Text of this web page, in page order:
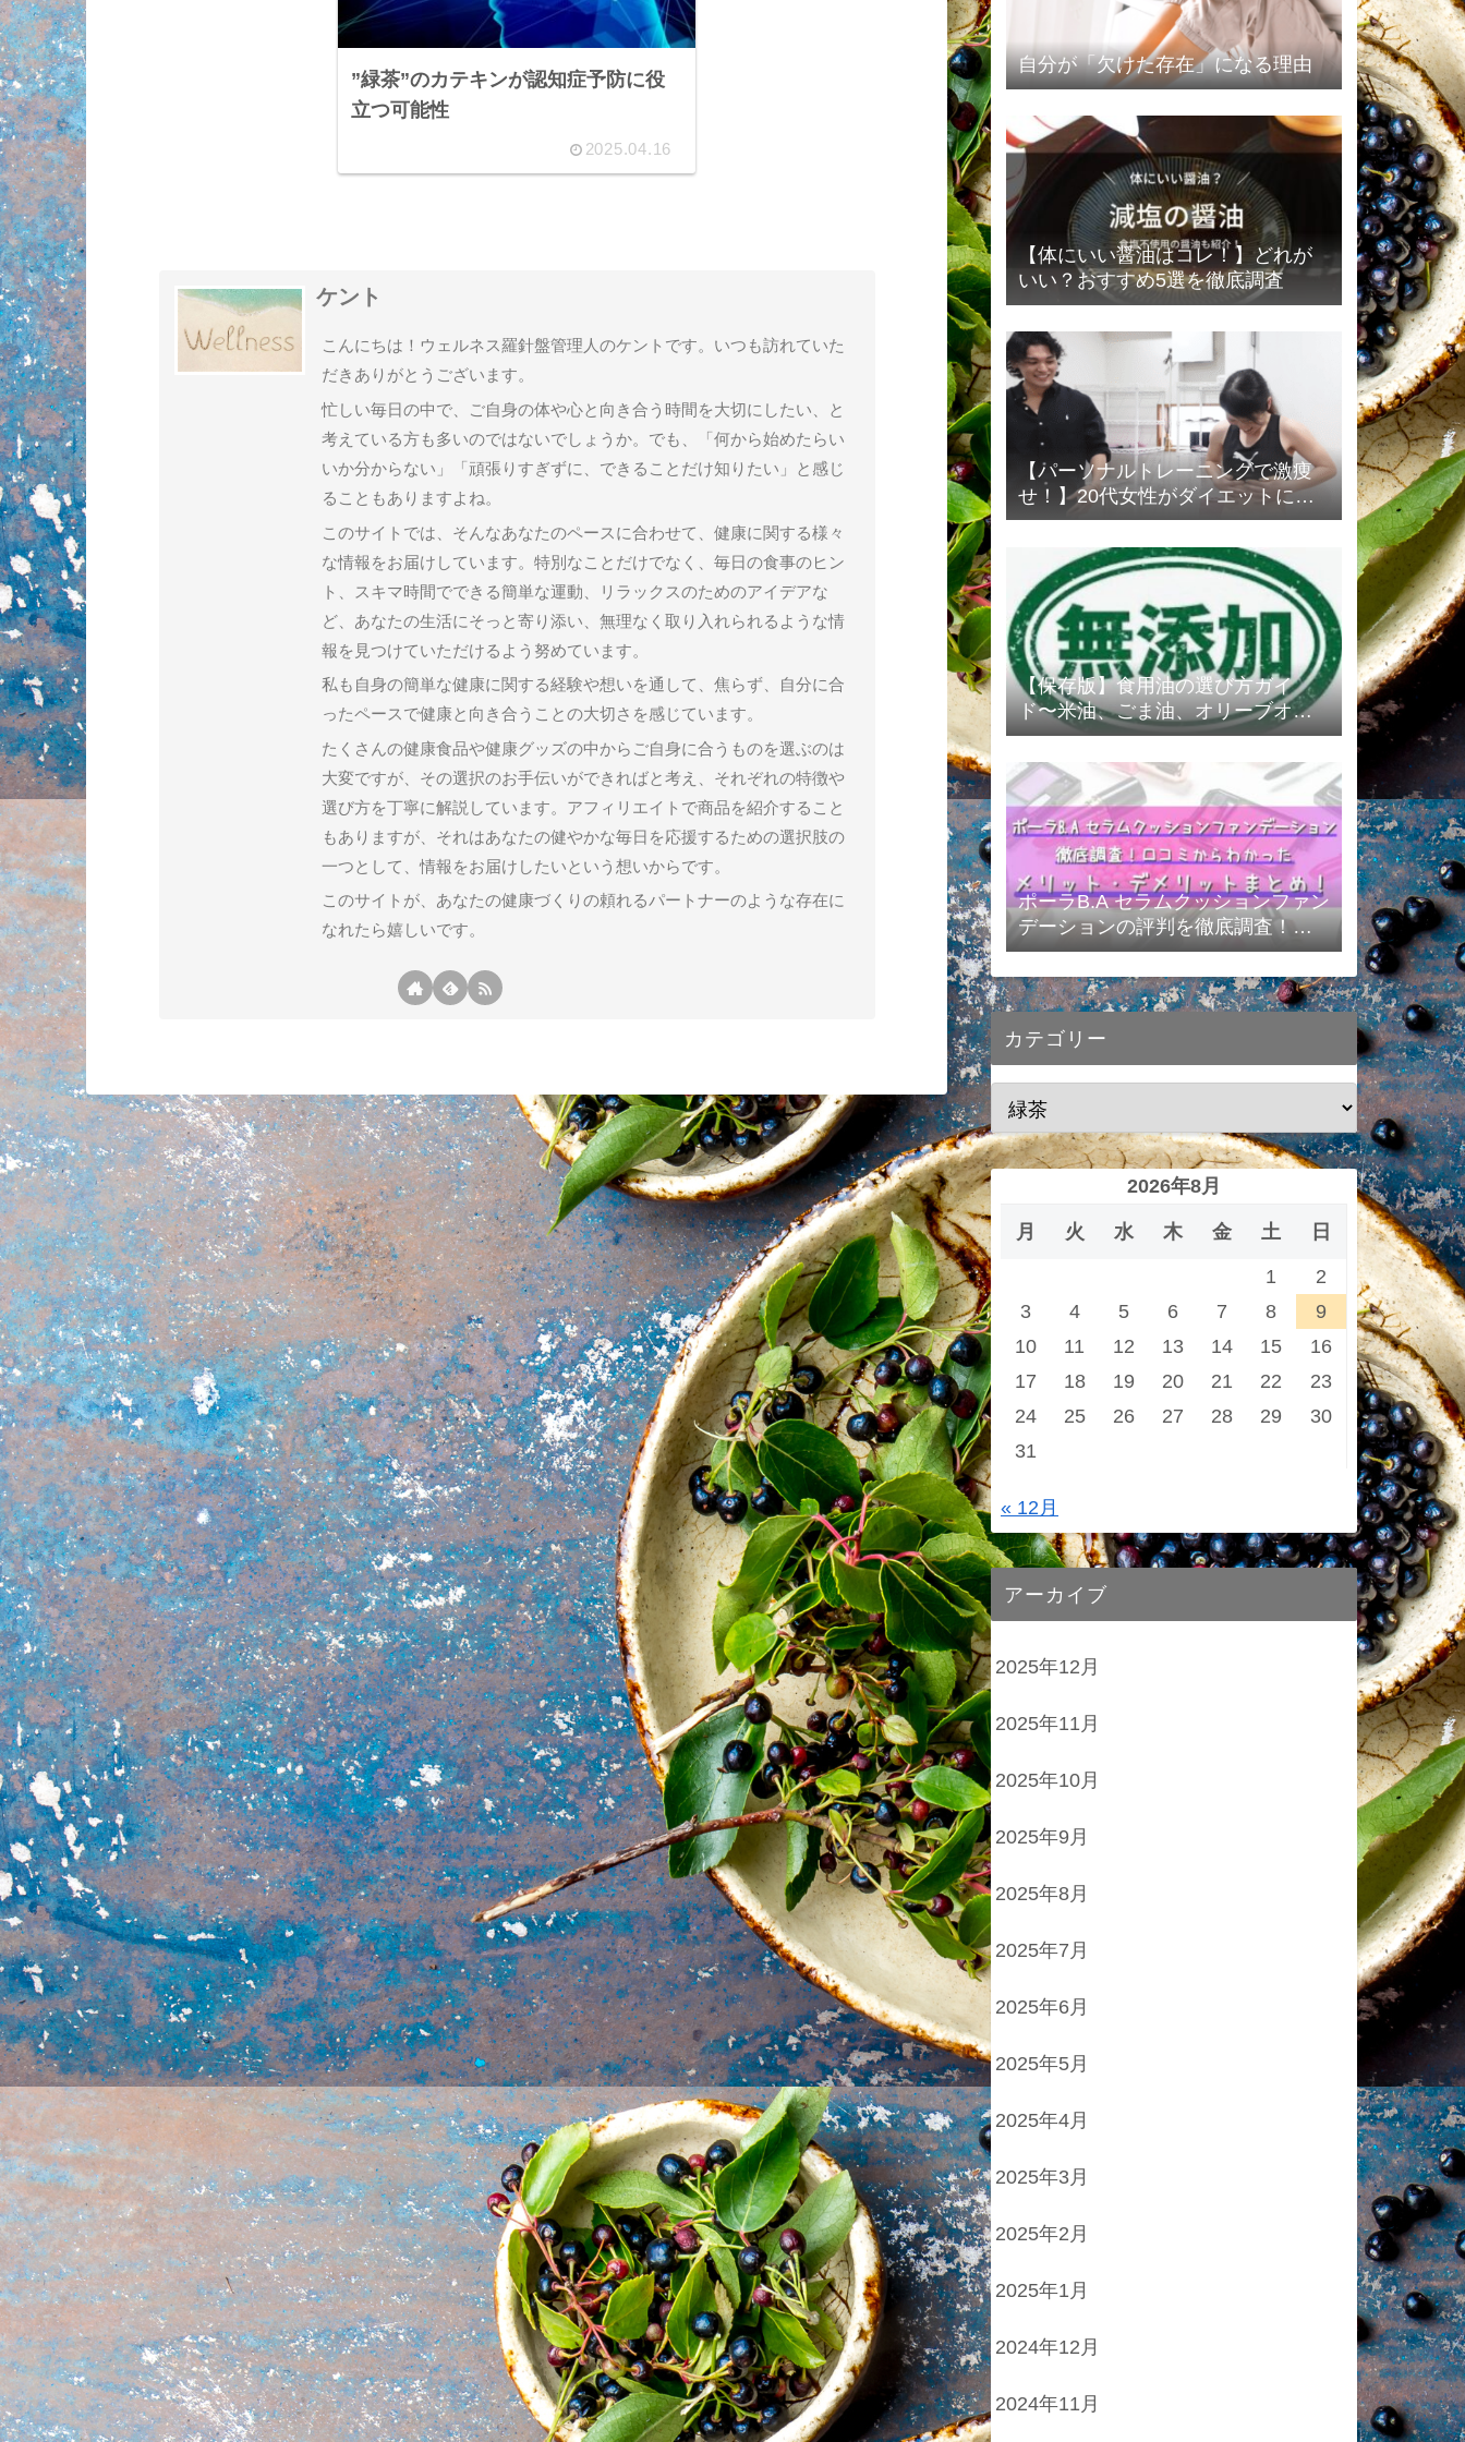
”緑茶”のカテキンが認知症予防に役
立つ可能性
2025.04.16
ケント
こんにちは！ウェルネス羅針盤管理人のケントです。いつも訪れていた
だきありがとうございます。
忙しい毎日の中で、ご自身の体や心と向き合う時間を大切にしたい、と
考えている方も多いのではないでしょうか。でも、「何から始めたらい
いか分からない」「頑張りすぎずに、できることだけ知りたい」と感じ
ることもありますよね。
このサイトでは、そんなあなたのペースに合わせて、健康に関する様々
な情報をお届けしています。特別なことだけでなく、毎日の食事のヒン
ト、スキマ時間でできる簡単な運動、リラックスのためのアイデアな
ど、あなたの生活にそっと寄り添い、無理なく取り入れられるような情
報を見つけていただけるよう努めています。
私も自身の簡単な健康に関する経験や想いを通して、焦らず、自分に合
ったペースで健康と向き合うことの大切さを感じています。
たくさんの健康食品や健康グッズの中からご自身に合うものを選ぶのは
大変ですが、その選択のお手伝いができればと考え、それぞれの特徴や
選び方を丁寧に解説しています。アフィリエイトで商品を紹介すること
もありますが、それはあなたの健やかな毎日を応援するための選択肢の
一つとして、情報をお届けしたいという想いからです。
このサイトが、あなたの健康づくりの頼れるパートナーのような存在に
なれたら嬉しいです。
自分が「欠けた存在」になる理由
【体にいい醤油はコレ！】どれが
いい？おすすめ5選を徹底調査
【パーソナルトレーニングで激痩
せ！】20代女性がダイエットに成
功したビフォーアフターまとめ
【保存版】食用油の選び方ガイ
ド〜米油、ごま油、オリーブオイ
ルの選び方を紹介します❗️〜
ポーラB.A セラムクッションファン
デーションの評判を徹底調査！口
コミからわかったメリット・デメ
リットまとめ！
カテゴリー
2026年8月
月 火 水 木 金 土 日
1
2
3
4 5 6 7 8
9
10
11 12 13 14 15
16
17
18 19 20 21 22
23
24
25 26 27 28 29
30
31
« 12月
アーカイブ
2025年12月
2025年11月
2025年10月
2025年9月
2025年8月
2025年7月
2025年6月
2025年5月
2025年4月
2025年3月
2025年2月
2025年1月
2024年12月
2024年11月